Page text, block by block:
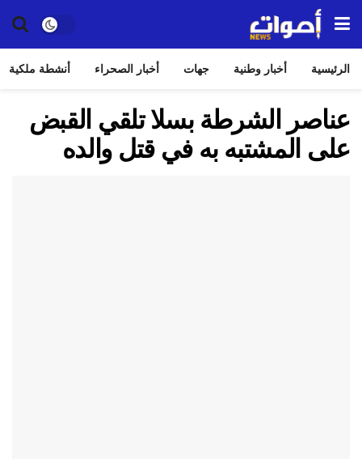
الرئيسية أخبار وطنية جهات أخبار الصحراء أنشطة ملكية
عناصر الشرطة بسلا تلقي القبض
على المشتبه به في قتل والده